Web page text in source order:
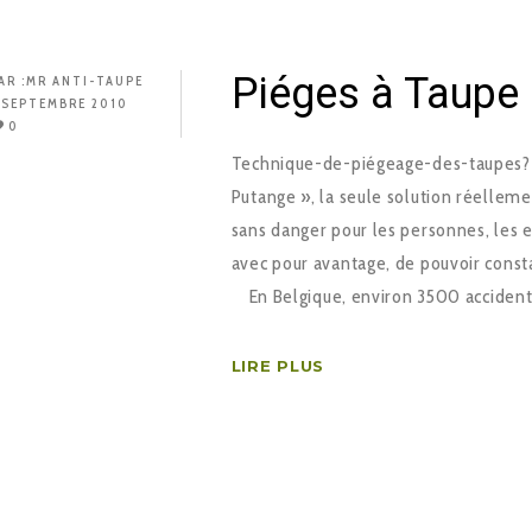
:MR ANTI-TAUPE
2010
0
Piéges à
Technique-de-piégeage-des-
Putange », la seule solution
sans danger pour les personnes,
avec pour avantage, de pouvoir
En Belgique, environ 3500
LIRE PLUS